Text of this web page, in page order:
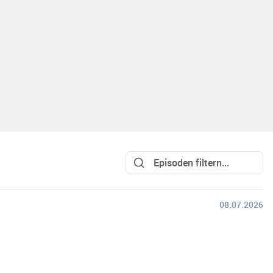
08.07.2026